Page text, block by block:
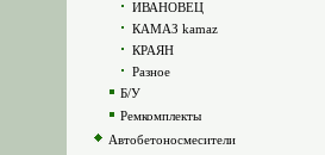
ИВАНОВЕЦ
КАМАЗ kamaz
КРАЯН
Разное
Б/У
Ремкомплекты
Автобетоносмесители